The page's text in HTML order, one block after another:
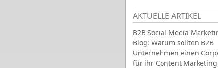
AKTUELLE ARTIKEL
B2B Social Media
Blog: Warum sollten B2B
Unternehmen einen
für ihr Content Marketing